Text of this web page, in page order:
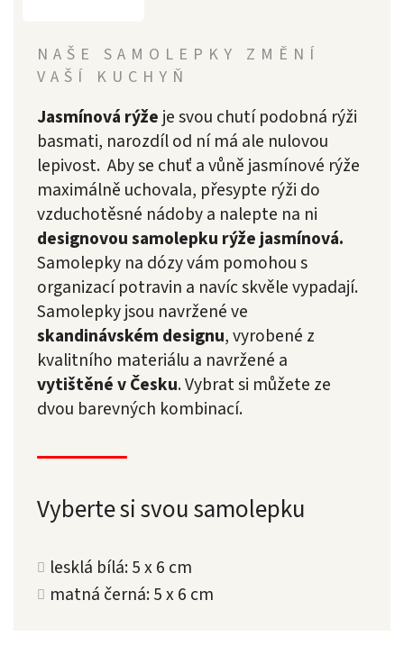
NAŠE SAMOLEPKY ZMĚNÍ
VAŠÍ KUCHYŇ
Jasmínová rýže je svou chutí podobná rýži
basmati, narozdíl od ní má ale nulovou
lepivost. Aby se chuť a vůně jasmínové rýže
maximálně uchovala, přesypte rýži do
vzduchotěsné nádoby a nalepte na ni
designovou samolepku rýže jasmínová.
Samolepky na dózy vám pomohou s
organizací potravin a navíc skvěle vypadají.
Samolepky jsou navržené ve
skandinávském designu, vyrobené z
kvalitního materiálu a navržené a
vytištěné v Česku. Vybrat si můžete ze
dvou barevných kombinací.
Vyberte si svou samolepku
lesklá bílá: 5 x 6 cm
matná černá: 5 x 6 cm